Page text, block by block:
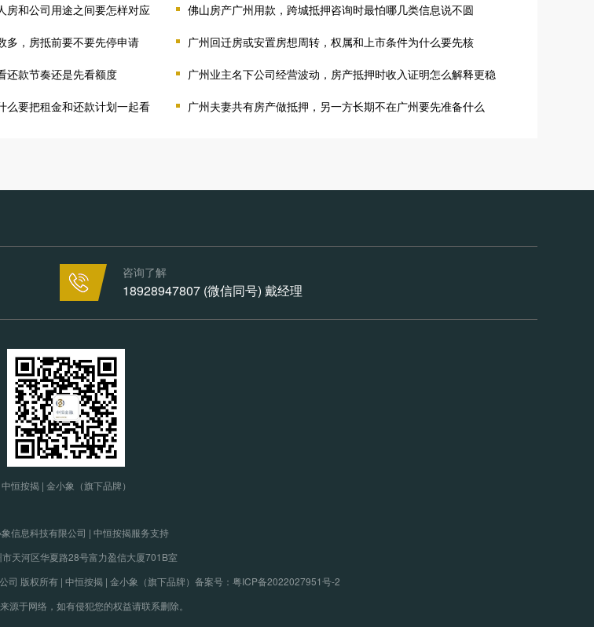
房和公司用途之间要怎样对应 佛山房产广州用款，跨城抵押咨询时最怕哪几类信息说不圆
多，房抵前要不要先停申请 广州回迁房或安置房想周转，权属和上市条件为什么要先核
还款节奏还是先看额度 广州业主名下公司经营波动，房产抵押时收入证明怎么解释更稳
么要把租金和还款计划一起看 广州夫妻共有房产做抵押，另一方长期不在广州要先准备什么
咨询了解
18928947807 (微信同号) 戴经理
中恒按揭 | 金小象（旗下品牌）
信息科技有限公司 | 中恒按揭服务支持
天河区华夏路28号富力盈信大厦701B室
版权所有 | 中恒按揭 | 金小象（旗下品牌） 备案号：粤ICP备2022027951号-2
源于网络，如有侵犯您的权益请联系删除。